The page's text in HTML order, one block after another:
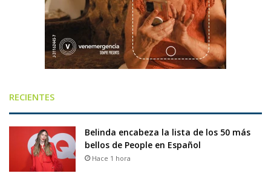
RECIENTES
Belinda encabeza la lista de los 50 más
bellos de People en Español
Hace 1 hora